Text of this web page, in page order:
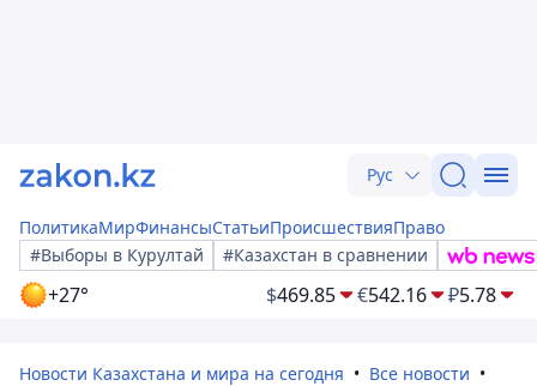
Рус
ПолитикаМирФинансыСтатьиПроисшествияПраво
#Выборы в Курултай
#Казахстан в сравнении
+27° $469.85 €542.16 ₽5.78
Новости Казахстана и мира на сегодня
Все новости